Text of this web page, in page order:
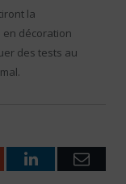
la
décoration
des tests au
LinkedIn